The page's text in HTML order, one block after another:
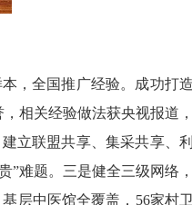
，全国推广经验。成功打造
相关经验做法获央视报道，
立联盟共享、集采共享、利
”难题。三是健全三级网络，
层中医馆全覆盖，56家村卫